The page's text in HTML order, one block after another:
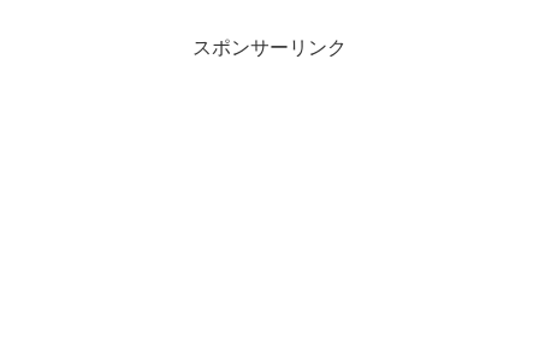
スポンサーリンク